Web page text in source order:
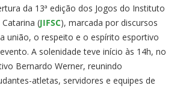
da 13ª edição dos Jogos do Instituto
(JIFSC), marcada por discursos
união, o respeito e o espírito esportivo
A solenidade teve início às 14h, no
Bernardo Werner, reunindo
atletas, servidores e equipes de